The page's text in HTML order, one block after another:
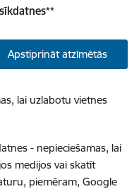
**
Apstiprināt atzīmētās
lai uzlabotu vietnes
- nepieciešamas, lai
medijos vai skatīt
piemēram, Google